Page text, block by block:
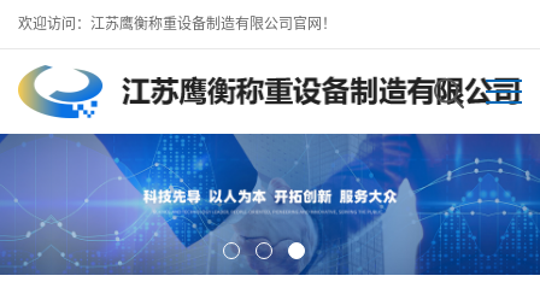
欢迎访问：江苏鹰衡称重设备制造有限公司官网！